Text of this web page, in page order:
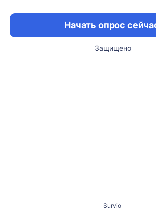
Начать опрос
Защищено
Survio